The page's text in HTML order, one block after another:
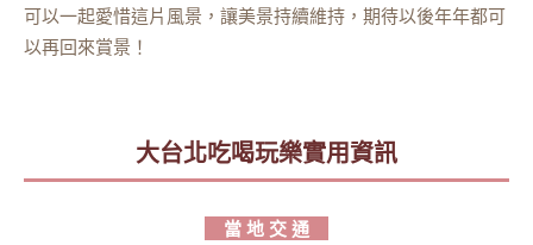
可以一起愛惜這片風景，讓美景持續維持，期待以後年年都可
以再回來賞景！
大台北吃喝玩樂實用資訊
當 地 交 通